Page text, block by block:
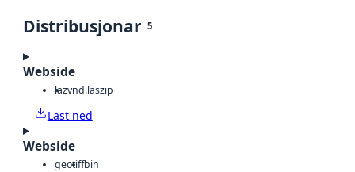
Distribusjonar 5
Webside
lazvnd.laszip
Last ned
Webside
geotiffbin